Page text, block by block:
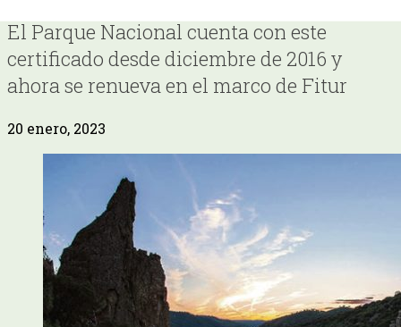
El Parque Nacional cuenta con este
certificado desde diciembre de 2016 y
ahora se renueva en el marco de Fitur
20 enero, 2023